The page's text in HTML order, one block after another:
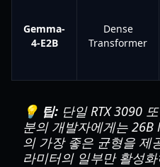
Gemma-
4-E2B
Dense
Transformer
💡 팁: 단일 RTX 3090
분의 개발자에게는 26B
의 가장 좋은 균형을 제
라미터의 일부만 활성